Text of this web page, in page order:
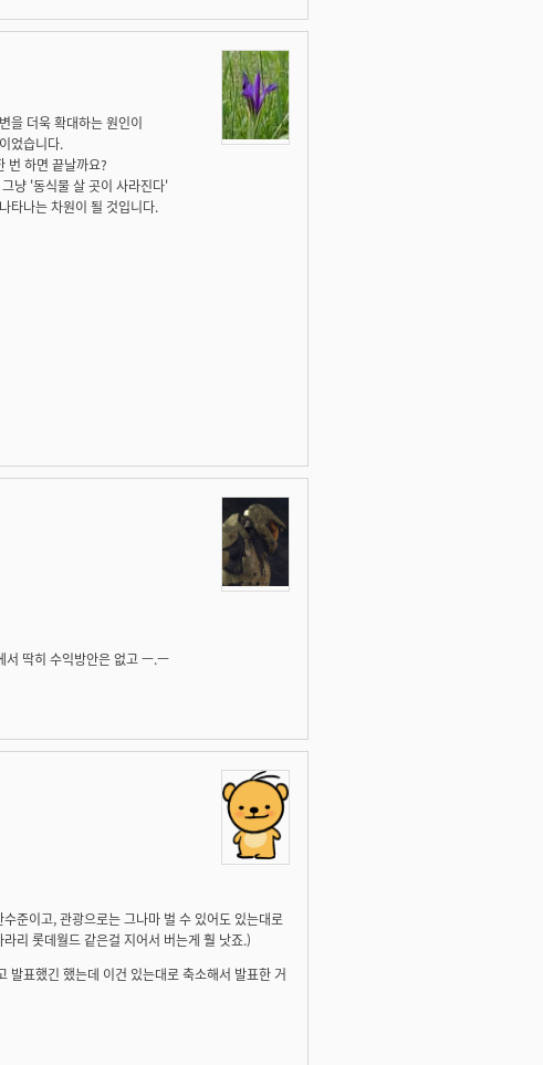
을 더욱 확대하는 원인이
었습니다.
번 하면 끝날까요?
냥 '동식물 살 곳이 사라진다'
타나는 차원이 될 것입니다.
서 딱히 수익방안은 없고 ㅡ.ㅡ
준이고, 관광으로는 그나마 벌 수 있어도 있는대로
리 롯데월드 같은걸 지어서 버는게 훨 낫죠.)
발표했긴 했는데 이건 있는대로 축소해서 발표한 거